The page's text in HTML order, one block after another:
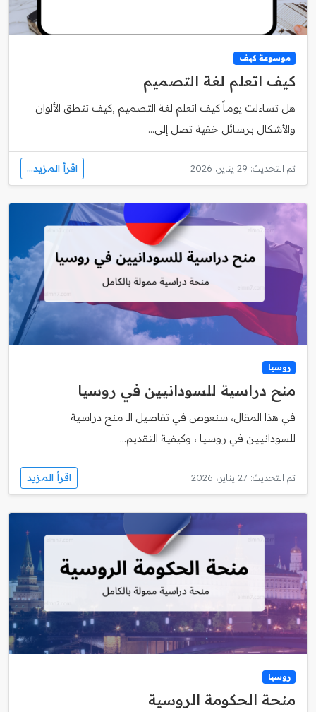
موسوعة كيف
كيف اتعلم لغة التصميم
هل تساءلت يوماً كيف اتعلم لغة التصميم ,كيف تنطق الألوان
والأشكال برسائل خفية تصل إلى...
تم التحديث: 29 يناير، 2026 اقرأ المزيد...
روسيا
منح دراسية للسودانيين في روسيا
في هذا المقال، سنغوص في تفاصيل الـ منح دراسية
للسودانيين في روسيا ، وكيفية التقديم...
تم التحديث: 27 يناير، 2026 اقرأ المزيد
روسيا
منحة الحكومة الروسية